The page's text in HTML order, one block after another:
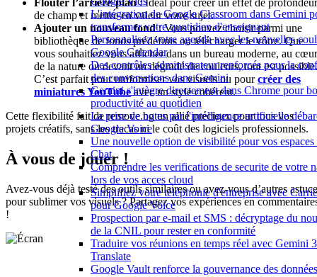
L'intégration de Google Classroom dans Gemini
transformer votre quotidien d'enseignant
Personnalisez votre agenda avec les nouvelles
Google Calendar
Des contrôles administrateur renforcés pour la
des conversations dans Gemini
Gemini s'intègre directement dans Chrome pour
productivité au quotidien
La prise de notes par l'intelligence artificielle
Google Voice
Une nouvelle option de visibilité pour vos
Chat
Comprendre les verifications de securite de votre
lors de vos acces cloud
Simplifiez votre téléphonie d'entreprise avec
pour Google Voice
Prospection par e-mail et SMS : décryptage du
de la CNIL pour rester en conformité
Traduire vos réunions en temps réel avec Gemini
Translate
Google Vault renforce la gouvernance des
Flouter l’arrière-plan: Idéal pour créer un effet de profondeur
de champ et mettre en valeur votre sujet.
Ajouter un nouveau fond: Vous pouvez choisir parmi une
bibliothèque de fonds prédéfinis ou télécharger le vôtre. Que
vous souhaitiez vous afficher dans un bureau moderne, au cœur
de la nature ou devant un dégradé de couleurs, tout est possible.
C’est parfait pour uniformiser vos visuels ou pourcréer des
miniatures YouTubeavec un style cohérent.
Cette flexibilité fait de remove.bg un allié précieux pour tous vos
projets créatifs, sans les tracas ni le coût des logiciels professionnels.
À vous de jouer !
Avez-vous déjà testé des outils similaires ou avez-vous d’autres
pour sublimer vos visuels ? Partagez vos expériences en
!